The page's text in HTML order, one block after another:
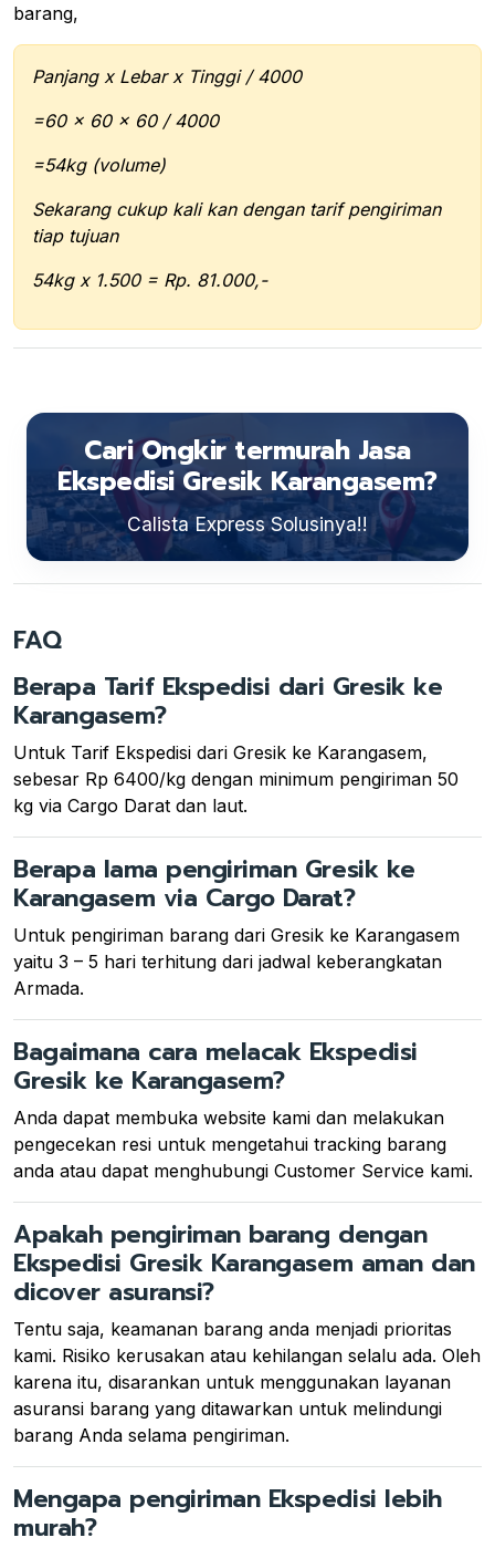
barang,
Panjang x Lebar x Tinggi / 4000
=60 x 60 x 60 / 4000
=54kg (volume)
Sekarang cukup kali kan dengan tarif pengiriman
tiap tujuan
54kg x 1.500 = Rp. 81.000,-
Cari Ongkir termurah Jasa
Ekspedisi Gresik Karangasem?
Calista Express Solusinya!!
FAQ
Berapa Tarif Ekspedisi dari Gresik ke
Karangasem?
Untuk Tarif Ekspedisi dari Gresik ke Karangasem,
sebesar Rp 6400/kg dengan minimum pengiriman 50
kg via Cargo Darat dan laut.
Berapa lama pengiriman Gresik ke
Karangasem via Cargo Darat?
Untuk pengiriman barang dari Gresik ke Karangasem
yaitu 3 – 5 hari terhitung dari jadwal keberangkatan
Armada.
Bagaimana cara melacak Ekspedisi
Gresik ke Karangasem?
Anda dapat membuka website kami dan melakukan
pengecekan resi untuk mengetahui tracking barang
anda atau dapat menghubungi Customer Service kami.
Apakah pengiriman barang dengan
Ekspedisi Gresik Karangasem aman dan
dicover asuransi?
Tentu saja, keamanan barang anda menjadi prioritas
kami. Risiko kerusakan atau kehilangan selalu ada. Oleh
karena itu, disarankan untuk menggunakan layanan
asuransi barang yang ditawarkan untuk melindungi
barang Anda selama pengiriman.
Mengapa pengiriman Ekspedisi lebih
murah?